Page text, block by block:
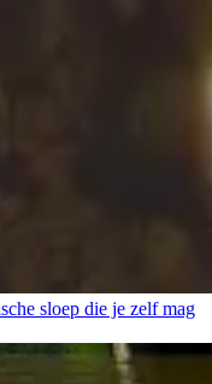
sloep die je zelf mag